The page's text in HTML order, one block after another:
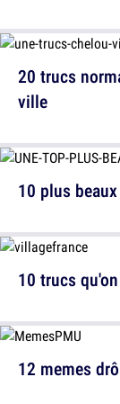
20 trucs
ville
10 trucs
10 plus
12 memes